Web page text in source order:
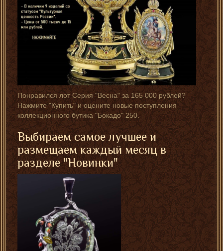
Понравился лот Серия "Весна" за 165 000 рублей?
Нажмите "Купить" и оцените новые поступления
коллекционного бутика "Бокадо" 250.
Выбираем самое лучшее и
размещаем каждый месяц в
разделе "Новинки"